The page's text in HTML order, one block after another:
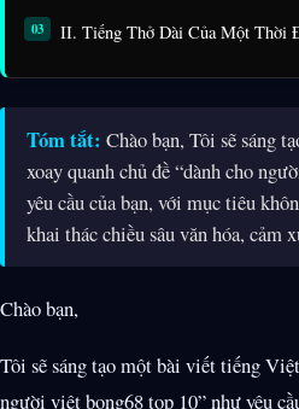
II. Tiếng Thở Dài Của Một Thời
Tóm tắt: Chào bạn, Tôi sẽ sáng
xoay quanh chủ đề “dành cho
yêu cầu của bạn, với mục tiêu
khai thác chiều sâu văn hóa, cảm
Chào bạn,
Tôi sẽ sáng tạo một bài viết tiếng
người việt bong68 top 10” như yêu